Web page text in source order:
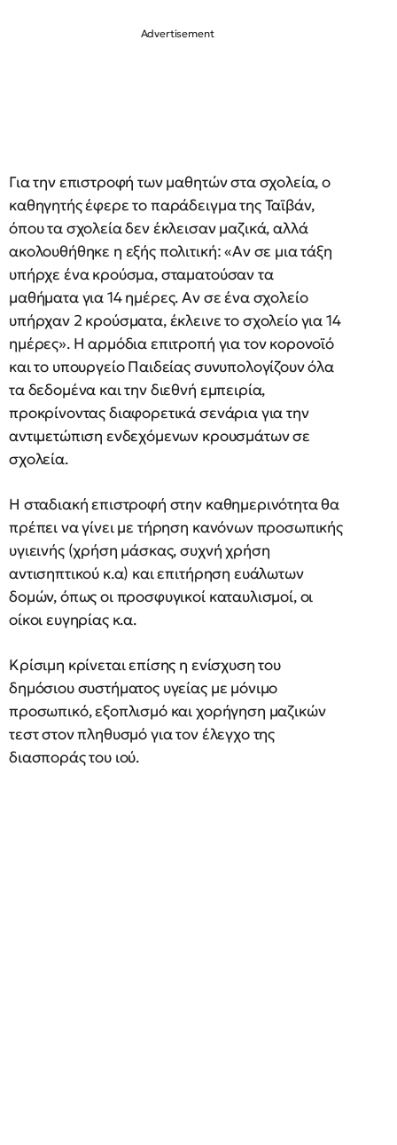
Για την επιστροφή των μαθητών στα σχολεία, ο
καθηγητής έφερε το παράδειγμα της Ταϊβάν,
όπου τα σχολεία δεν έκλεισαν μαζικά, αλλά
ακολουθήθηκε η εξής πολιτική: «Αν σε μια τάξη
υπήρχε ένα κρούσμα, σταματούσαν τα
μαθήματα για 14 ημέρες. Αν σε ένα σχολείο
υπήρχαν 2 κρούσματα, έκλεινε το σχολείο για 14
ημέρες». Η αρμόδια επιτροπή για τον κορονοϊό
και το υπουργείο Παιδείας συνυπολογίζουν όλα
τα δεδομένα και την διεθνή εμπειρία,
προκρίνοντας διαφορετικά σενάρια για την
αντιμετώπιση ενδεχόμενων κρουσμάτων σε
σχολεία.
Η σταδιακή επιστροφή στην καθημερινότητα θα
πρέπει να γίνει με τήρηση κανόνων προσωπικής
υγιεινής (χρήση μάσκας, συχνή χρήση
αντισηπτικού κ.α) και επιτήρηση ευάλωτων
δομών, όπως οι προσφυγικοί καταυλισμοί, οι
οίκοι ευγηρίας κ.α.
Κρίσιμη κρίνεται επίσης η ενίσχυση του
δημόσιου συστήματος υγείας με μόνιμο
προσωπικό, εξοπλισμό και χορήγηση μαζικών
τεστ στον πληθυσμό για τον έλεγχο της
διασποράς του ιού.